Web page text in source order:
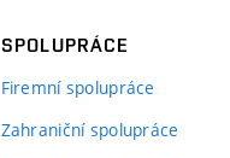
SPOLUPRÁCE
Firemní spolupráce
Zahraniční spolupráce